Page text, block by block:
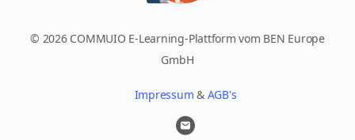
© 2026 COMMUIO E-Learning-Plattform vom BEN Europe
GmbH
Impressum & AGB's